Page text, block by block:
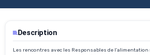
Description
Les rencontres avec les Responsables de